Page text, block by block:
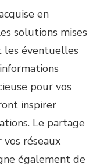
en
solutions mises
éventuelles
pour vos
inspirer
Le partage
réseaux
également de